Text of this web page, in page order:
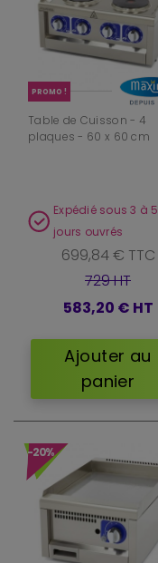
PROMO !
Table de Cuisson - 4
plaques - 60 x 60 cm
Expédié sous 3 à 5
jours ouvrés
699,84 € TTC
729 HT
583,20 € HT
Ajouter au
panier
-20%